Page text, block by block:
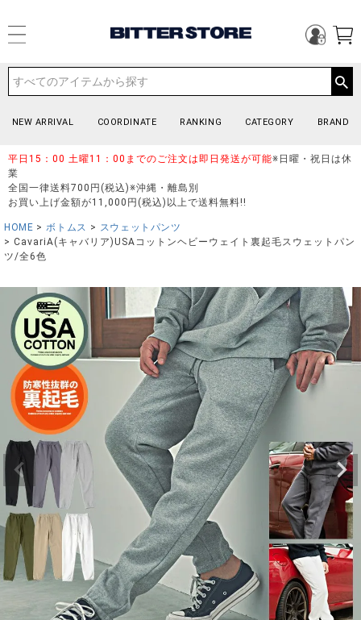
NEW ARRIVAL COORDINATE RANKING CATEGORY BRAND
平日15：00 土曜11：00までのご注文は即日発送が可能※日曜・祝日は休
業
全国一律送料700円(税込)※沖縄・離島別
お買い上げ金額が11,000円(税込)以上で送料無料!!
HOME ボトムス
スウェットパンツ
CavariA(キャバリア)USAコットンヘビーウェイト裏起毛スウェットパン
ツ/全6色